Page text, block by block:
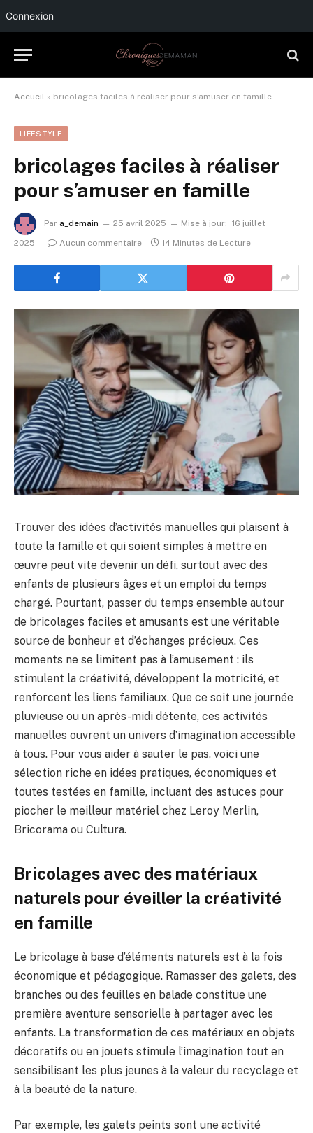
Connexion
Accueil » bricolages faciles à réaliser pour s’amuser en famille
LIFESTYLE
bricolages faciles à réaliser
pour s’amuser en famille
Par a_demain 25 avril 2025 Mise à jour: 16 juillet
2025
Aucun commentaire 14 Minutes de Lecture
Trouver des idées d’activités manuelles qui plaisent à
toute la famille et qui soient simples à mettre en
œuvre peut vite devenir un défi, surtout avec des
enfants de plusieurs âges et un emploi du temps
chargé. Pourtant, passer du temps ensemble autour
de bricolages faciles et amusants est une véritable
source de bonheur et d’échanges précieux. Ces
moments ne se limitent pas à l’amusement : ils
stimulent la créativité, développent la motricité, et
renforcent les liens familiaux. Que ce soit une journée
pluvieuse ou un après-midi détente, ces activités
manuelles ouvrent un univers d’imagination accessible
à tous. Pour vous aider à sauter le pas, voici une
sélection riche en idées pratiques, économiques et
toutes testées en famille, incluant des astuces pour
piocher le meilleur matériel chez Leroy Merlin,
Bricorama ou Cultura.
Bricolages avec des matériaux
naturels pour éveiller la créativité
en famille
Le bricolage à base d’éléments naturels est à la fois
économique et pédagogique. Ramasser des galets, des
branches ou des feuilles en balade constitue une
première aventure sensorielle à partager avec les
enfants. La transformation de ces matériaux en objets
décoratifs ou en jouets stimule l’imagination tout en
sensibilisant les plus jeunes à la valeur du recyclage et
à la beauté de la nature.
Par exemple, les galets peints sont une activité